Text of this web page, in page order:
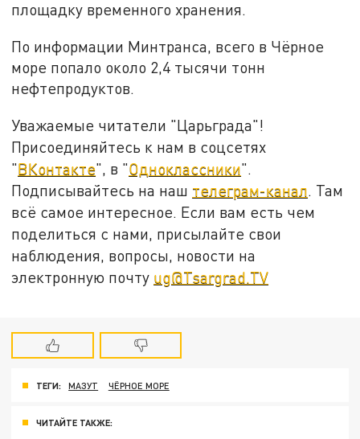
площадку временного хранения.
По информации Минтранса, всего в Чёрное
море попало около 2,4 тысячи тонн
нефтепродуктов.
Уважаемые читатели "Царьграда"!
Присоединяйтесь к нам в соцсетях
"ВКонтакте", в "Одноклассники".
Подписывайтесь на наш телеграм-канал. Там
всё самое интересное. Если вам есть чем
поделиться с нами, присылайте свои
наблюдения, вопросы, новости на
электронную почту ug@Tsargrad.TV
ТЕГИ: МАЗУТ ЧЁРНОЕ МОРЕ
ЧИТАЙТЕ ТАКЖЕ: